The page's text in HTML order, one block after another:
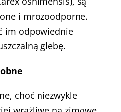
i mrozoodporne.
im odpowiednie
glebę.
choć niezwykle